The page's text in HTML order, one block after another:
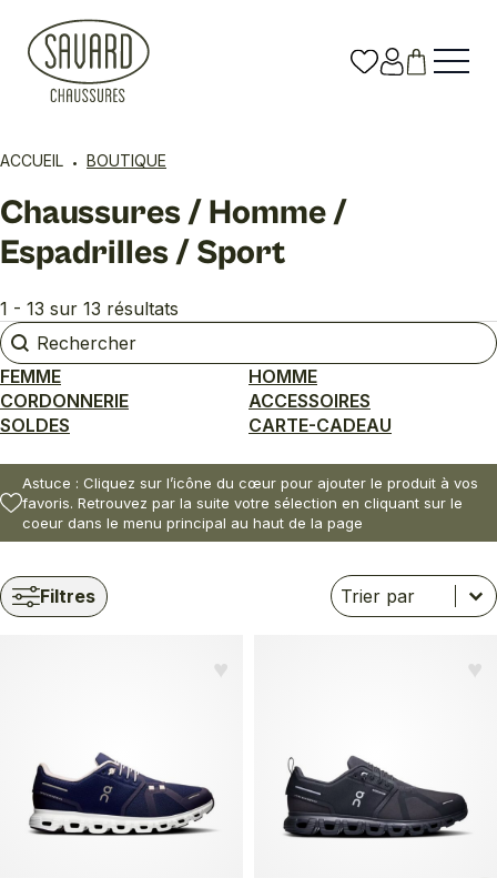
ACCUEIL BOUTIQUE
Chaussures / Homme /
Espadrilles / Sport
1 - 13 sur 13 résultats
Rechercher
Rechercher
FEMME
HOMME
CORDONNERIE
ACCESSOIRES
SOLDES
CARTE-CADEAU
Astuce : Cliquez sur l’icône du cœur pour ajouter le produit à vos
favoris. Retrouvez par la suite votre sélection en cliquant sur le
coeur dans le menu principal au haut de la page
Filtres Trier
Trier le contenu
Trier le contenu
♥︎ ♥︎